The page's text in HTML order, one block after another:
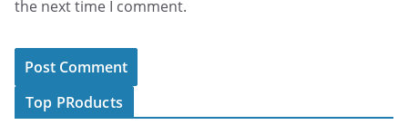
the next time I comment.
Top PRoducts